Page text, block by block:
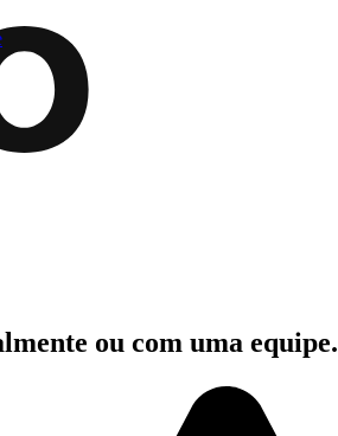
ou com uma equipe.